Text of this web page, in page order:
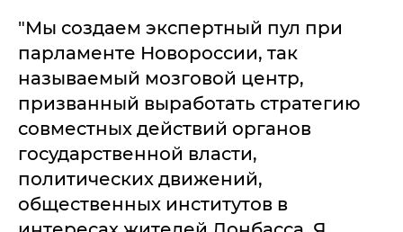
"Мы создаем экспертный пул при
парламенте Новороссии, так
называемый мозговой центр,
призванный выработать стратегию
совместных действий органов
государственной власти,
политических движений,
общественных институтов в